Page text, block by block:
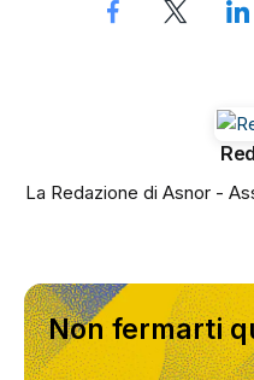
La Redazione di Asnor -
Non fermarti